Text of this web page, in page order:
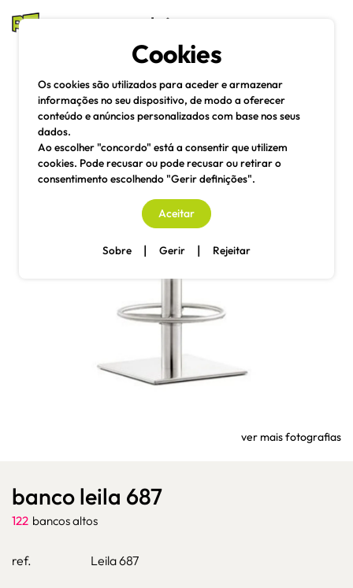
mesas e cadeiras
Pesquisa
ver mais fotografias
banco leila 687
122 bancos altos
ref. Leila 687
Cookies
Os cookies são utilizados para aceder e armazenar
informações no seu dispositivo, de modo a oferecer
conteúdo e anúncios personalizados com base nos seus
dados.
Ao escolher "concordo" está a consentir que utilizem
cookies. Pode recusar ou pode recusar ou retirar o
consentimento escolhendo "Gerir definições".
Aceitar
Sobre | Gerir | Rejeitar